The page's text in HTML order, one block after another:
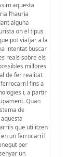
aquesta
l’hauria
alguna
on el tipus
pot viatjar a la
intentat buscar
reals sobre els
millores
de fer realitat
fins a
i, a partir
Quan
de
que utilitzen
un ferrocarril
per
un